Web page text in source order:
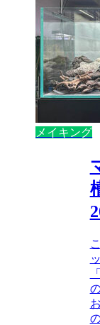
メイキング